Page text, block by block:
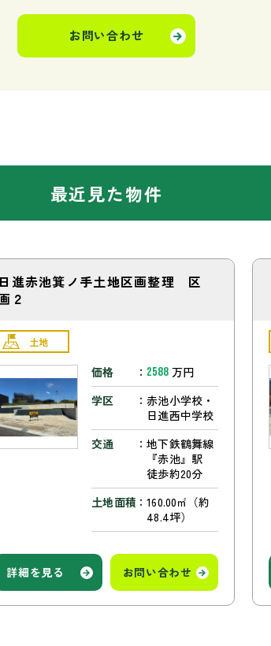
お問い合わせ
最近見た物件
日進赤池箕ノ手土地区画整理 区
２
土地
価格 2588 万円
学区
赤池小学校・
日進西中学校
交通
地下鉄鶴舞線
『赤池』駅
徒歩約20分
土地面積
160.00㎡（約
48.4坪）
詳細を見る お問い合わせ